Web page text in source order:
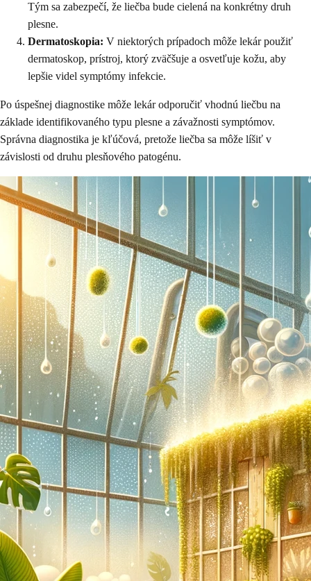
Tým sa zabezpečí, že liečba bude cielená na konkrétny druh
plesne.
Dermatoskopia: V niektorých prípadoch môže lekár použiť
dermatoskop, prístroj, ktorý zväčšuje a osvetľuje kožu, aby
lepšie videl symptómy infekcie.
Po úspešnej diagnostike môže lekár odporučiť vhodnú liečbu na
základe identifikovaného typu plesne a závažnosti symptómov.
Správna diagnostika je kľúčová, pretože liečba sa môže líšiť v
závislosti od druhu plesňového patogénu.